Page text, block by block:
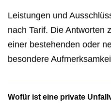
Leistungen und
nach Tarif. Die Antworten
einer bestehenden oder
besondere
Wofür ist eine private